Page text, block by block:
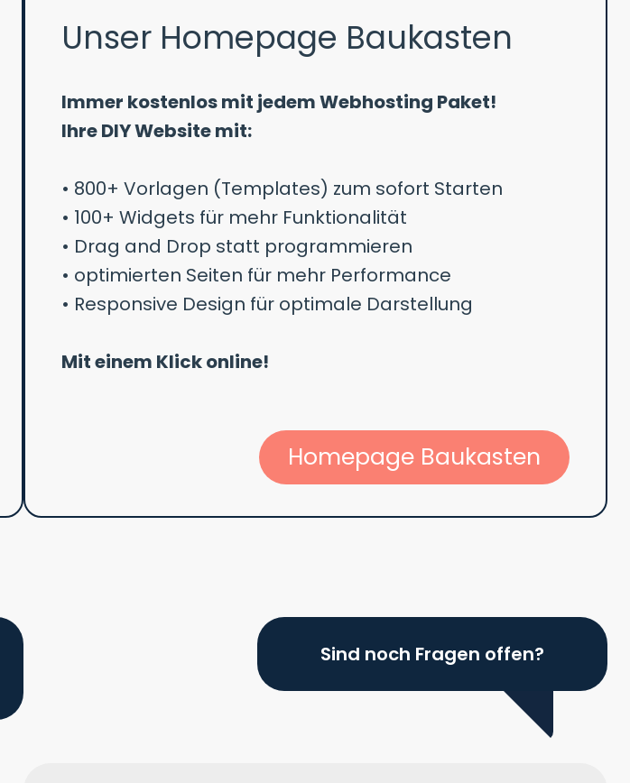
Unser Homepage Baukasten
Immer kostenlos mit jedem Webhosting Paket!
Ihre DIY Website mit:
• 800+ Vorlagen (Templates) zum sofort Starten
• 100+ Widgets für mehr Funktionalität
• Drag and Drop statt programmieren
• optimierten Seiten für mehr Performance
• Responsive Design für optimale Darstellung
Mit einem Klick online!
Homepage Baukasten
Sind noch Fragen offen?